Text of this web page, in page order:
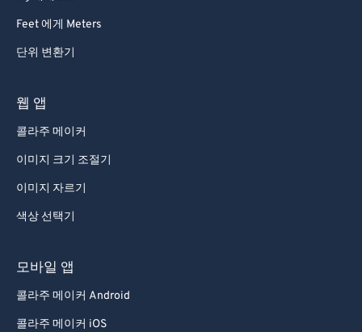
Feet 에게 Meters
단위 변환기
웹 앱
콜라주 메이커
이미지 크기 조절기
이미지 자르기
색상 선택기
모바일 앱
콜라주 메이커 Android
콜라주 메이커 iOS